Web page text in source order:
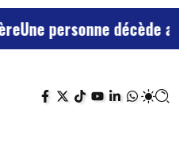
décède après avoir